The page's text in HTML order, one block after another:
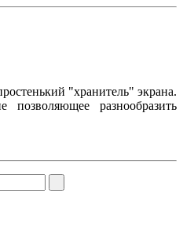
"хранитель" экрана.
позволяющее разнообразить